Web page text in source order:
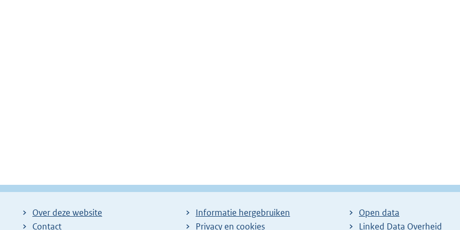
Over deze website
Contact
Informatie hergebruiken
Privacy en cookies
Open data
Linked Data Overheid